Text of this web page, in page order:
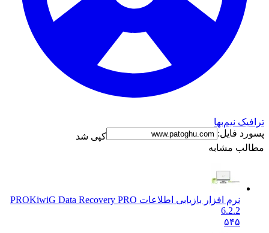
نیم‌بها
فایل:
کپی شد
مشابه
نرم افزار بازیابی اطلاعات PROKiwiG Data Recovery PRO